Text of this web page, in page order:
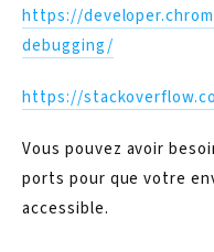
https://
debugging/
https://
Vous pouvez avoir
ports pour que votre
accessible.